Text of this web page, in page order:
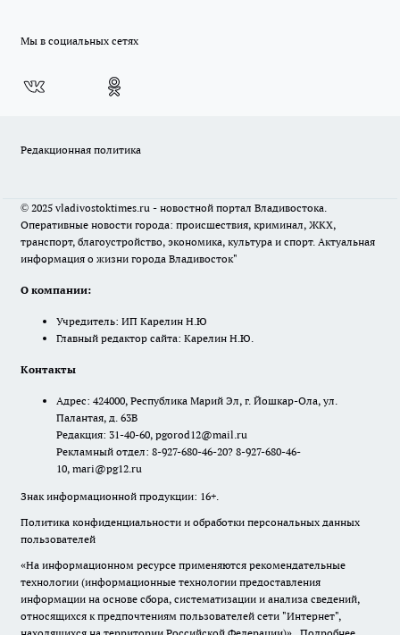
Мы в социальных сетях
Редакционная политика
© 2025 vladivostoktimes.ru - новостной портал Владивостока.
Оперативные новости города: происшествия, криминал, ЖКХ,
транспорт, благоустройство, экономика, культура и спорт. Актуальная
информация о жизни города Владивосток"
О компании:
Учредитель: ИП Карелин Н.Ю
Главный редактор сайта: Карелин Н.Ю.
Контакты
Адрес: 424000, Республика Марий Эл, г. Йошкар-Ола, ул.
Палантая, д. 63В
Редакция: 31-40-60, pgorod12@mail.ru
Рекламный отдел: 8-927-680-46-20? 8-927-680-46-
10, mari@pg12.ru
Знак информационной продукции: 16+.
Политика конфиденциальности и обработки персональных данных
пользователей
«На информационном ресурсе применяются рекомендательные
технологии (информационные технологии предоставления
информации на основе сбора, систематизации и анализа сведений,
относящихся к предпочтениям пользователей сети "Интернет",